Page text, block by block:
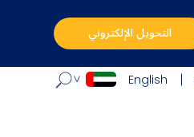
التحويل الإلكتروني
English